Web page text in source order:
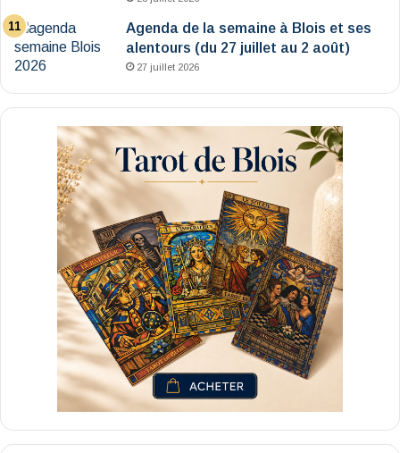
Agenda de la semaine à Blois et ses
alentours (du 27 juillet au 2 août)
27 juillet 2026